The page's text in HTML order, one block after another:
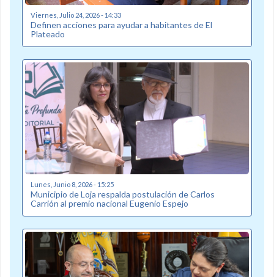
Viernes, Julio 24, 2026 - 14:33
Definen acciones para ayudar a habitantes de El
Plateado
Lunes, Junio 8, 2026 - 15:25
Municipio de Loja respalda postulación de Carlos
Carrión al premio nacional Eugenio Espejo